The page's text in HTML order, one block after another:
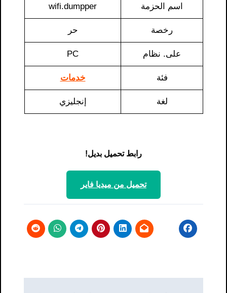
اسم الحزمة wifi.dumpper
رخصة حر
على. نظام PC
فئة خدمات
لغة إنجليزي
رابط تحميل بديل!
تحميل من ميديا ​​فاير